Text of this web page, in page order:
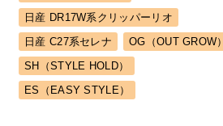
日産 DR17W系クリッパーリオ
日産 C27系セレナ
OG（OUT GROW）
SH（STYLE HOLD）
ES（EASY STYLE）